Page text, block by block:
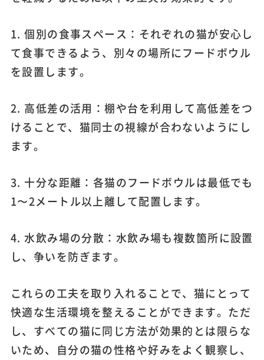
1. 個別の食事スペース：それぞれの猫が安心し
て食事できるよう、別々の場所にフードボウル
を設置します。
2. 高低差の活用：棚や台を利用して高低差をつ
けることで、猫同士の視線が合わないようにし
ます。
3. 十分な距離：各猫のフードボウルは最低でも
1〜2メートル以上離して配置します。
4. 水飲み場の分散：水飲み場も複数箇所に設置
し、争いを防ぎます。
これらの工夫を取り入れることで、猫にとって
快適な生活環境を整えることができます。ただ
し、すべての猫に同じ方法が効果的とは限らな
いため、自分の猫の性格や好みをよく観察し、